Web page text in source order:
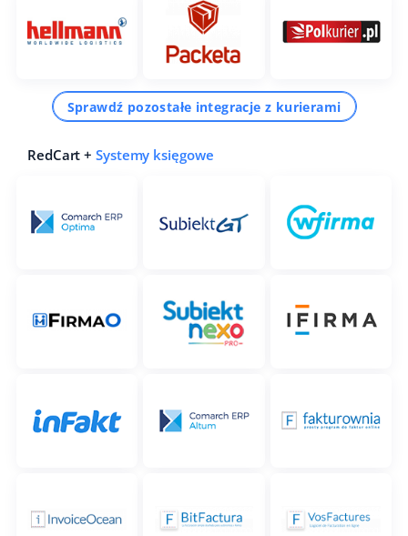
Sprawdź pozostałe integracje z kurierami
RedCart +Systemy księgowe